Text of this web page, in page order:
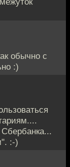
обычно с
:)
:-)